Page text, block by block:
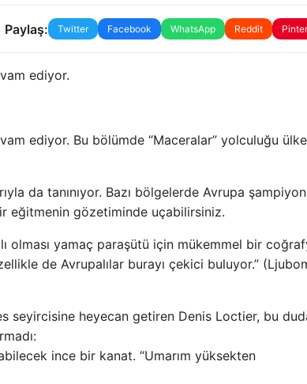
Paylaş: Twitter Facebook WhatsApp Reddit
ediyor.
ediyor. Bu bölümde “Maceralar” yolculuğu
da tanınıyor. Bazı bölgelerde Avrupa
eğitmenin gözetiminde uçabilirsiniz.
olması yamaç paraşütü için mükemmel bir
de Avrupalılar burayı çekici buluyor.”
seyircisine heyecan getiren Denis Loctier, bu
ince bir kanat. “Umarım yüksekten